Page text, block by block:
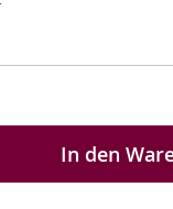
In den